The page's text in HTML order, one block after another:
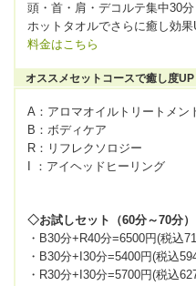
頭・首・肩・デコルテ集中30分
ホットタオルでさらに癒し効果
料金はこちら
オススメセットコースで癒し度UP
A：アロマオイルトリートメン
B：ボディケア
R：リフレクソロジー
I ：アイヘッドヒーリング
◇お試しセット（60分～70分）
・B30分+R40分=6500円(税込
・B30分+I30分=5400円(税込
・R30分+I30分=5700円(税込